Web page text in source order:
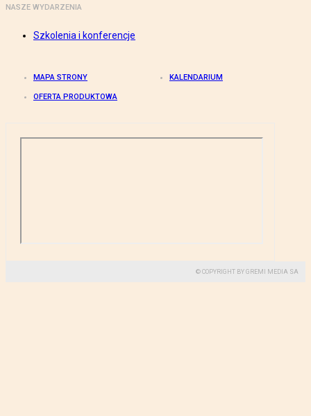
NASZE WYDARZENIA
Szkolenia i konferencje
MAPA STRONY KALENDARIUM
OFERTA PRODUKTOWA
© COPYRIGHT BY GREMI MEDIA SA